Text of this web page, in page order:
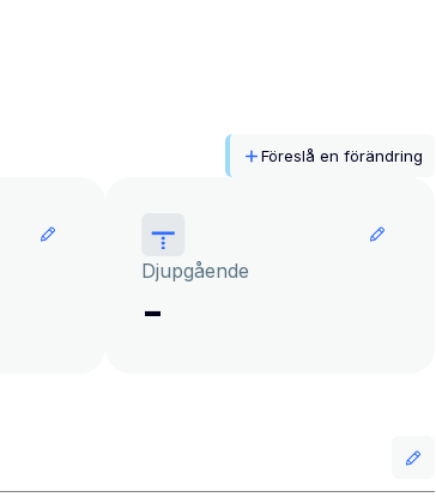
Föreslå en förändring
Djupgående
-